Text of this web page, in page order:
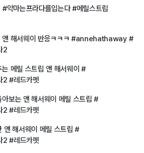
악마는프라다를입는다 #메릴스트립
앤 해서웨이 반응ㅋㅋㅋ #annehathaway #
2
메릴 스트립 앤 해서웨이 #
2 #레드카펫
보는 앤 해서웨이 메릴 스트립 #
2 #레드카펫
앤 해서웨이 메릴 스트립 #
2 #레드카펫